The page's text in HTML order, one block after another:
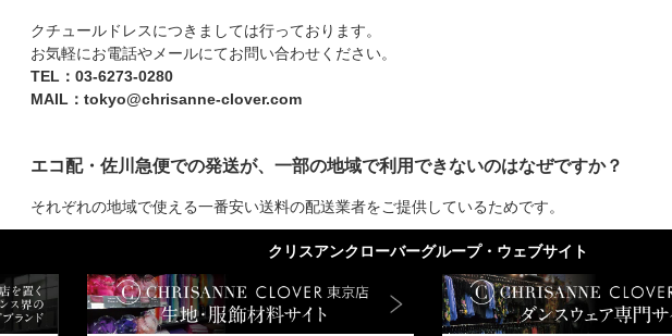
クチュールドレスにつきましては行っております。
お気軽にお電話やメールにてお問い合わせください。
TEL：03-6273-0280
MAIL：tokyo@chrisanne-clover.com
エコ配・佐川急便での発送が、一部の地域で利用できないのはなぜですか？
それぞれの地域で使える一番安い送料の配送業者をご提供しているためです。
クリスアンクローバーグループ・ウェブサイト